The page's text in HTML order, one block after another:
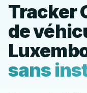
Tracker
de
sans